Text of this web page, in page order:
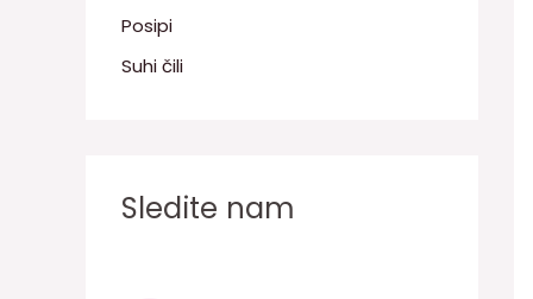
Posipi
Suhi čili
Sledite nam